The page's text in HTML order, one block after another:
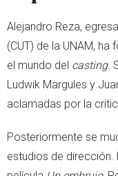
Alejandro Reza,
(CUT) de la UNAM,
el mundo del casting.
Ludwik Margules y
aclamadas por la
Posteriormente se
estudios de dirección.